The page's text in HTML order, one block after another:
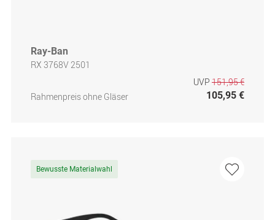
Ray-Ban
RX 3768V 2501
Rahmenpreis ohne Gläser
UVP 151,95 €
105,95 €
Bewusste Materialwahl